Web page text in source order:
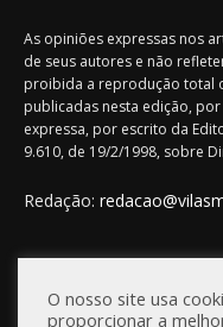
As opiniões expressas nos
de seus autores e não
proibida a reprodução total
publicadas nesta edição,
expressa, por escrito da
9.610, de 19/2/1998, sobre
Redação:
O nosso site usa
proporcionar a